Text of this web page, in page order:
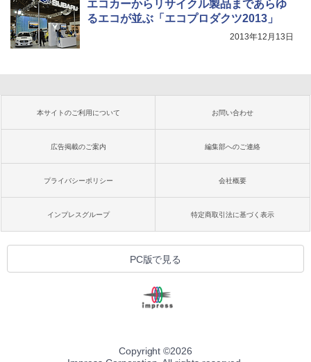
エコカーからリサイクル製品まであらゆ
るエコが並ぶ「エコプロダクツ2013」
2013年12月13日
本サイトのご利用について お問い合わせ
広告掲載のご案内 編集部へのご連絡
プライバシーポリシー 会社概要
インプレスグループ 特定商取引法に基づく表示
PC版で見る
Copyright ©2026